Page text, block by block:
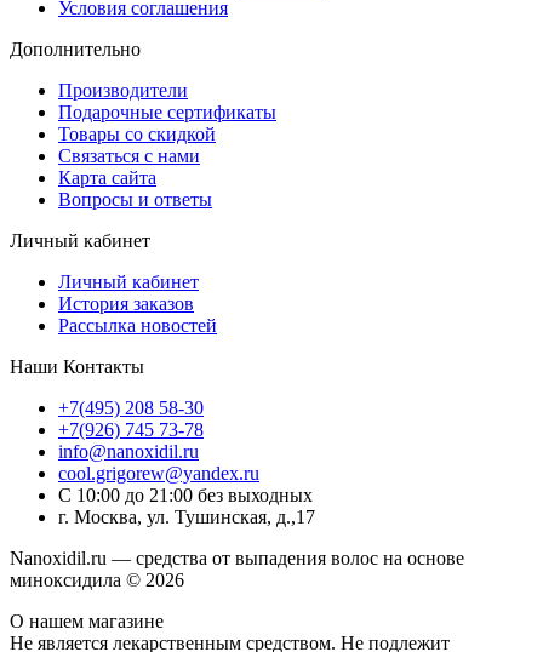
Условия соглашения
Дополнительно
Производители
Подарочные сертификаты
Товары со скидкой
Связаться с нами
Карта сайта
Вопросы и ответы
Личный кабинет
Личный кабинет
История заказов
Рассылка новостей
Наши Контакты
+7(495) 208 58-30
+7(926) 745 73-78
info@nanoxidil.ru
cool.grigorew@yandex.ru
С 10:00 до 21:00 без выходных
г. Москва, ул. Тушинская, д.,17
Nanoxidil.ru — средства от выпадения волос на основе
миноксидила © 2026
О нашем магазине
Не является лекарственным средством. Не подлежит